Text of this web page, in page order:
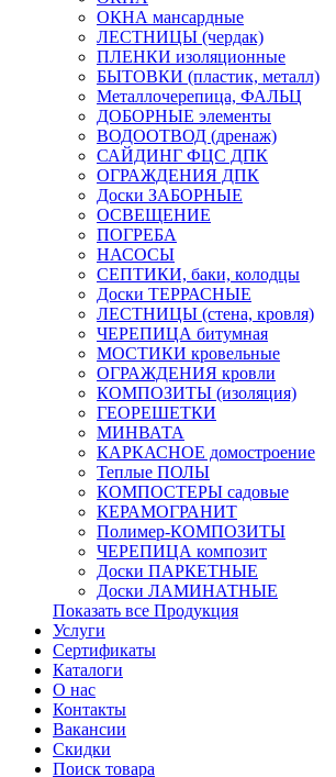
ОКНА мансардные
ЛЕСТНИЦЫ (чердак)
ПЛЕНКИ изоляционные
БЫТОВКИ (пластик, металл)
Металлочерепица, ФАЛЬЦ
ДОБОРНЫЕ элементы
ВОДООТВОД (дренаж)
САЙДИНГ ФЦС ДПК
ОГРАЖДЕНИЯ ДПК
Доски ЗАБОРНЫЕ
ОСВЕЩЕНИЕ
ПОГРЕБА
НАСОСЫ
СЕПТИКИ, баки, колодцы
Доски ТЕРРАСНЫЕ
ЛЕСТНИЦЫ (стена, кровля)
ЧЕРЕПИЦА битумная
МОСТИКИ кровельные
ОГРАЖДЕНИЯ кровли
КОМПОЗИТЫ (изоляция)
ГЕОРЕШЕТКИ
МИНВАТА
КАРКАСНОЕ домостроение
Теплые ПОЛЫ
КОМПОСТЕРЫ садовые
КЕРАМОГРАНИТ
Полимер-КОМПОЗИТЫ
ЧЕРЕПИЦА композит
Доски ПАРКЕТНЫЕ
Доски ЛАМИНАТНЫЕ
Показать все Продукция
Услуги
Сертификаты
Каталоги
О нас
Контакты
Вакансии
Скидки
Поиск товара